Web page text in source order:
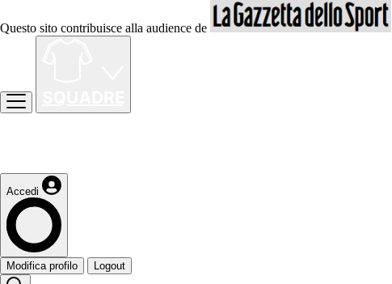
Questo sito contribuisce alla audience de
Accedi
Modifica profilo Logout